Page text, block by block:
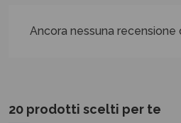
Ancora nessuna
20 prodotti scelti per te